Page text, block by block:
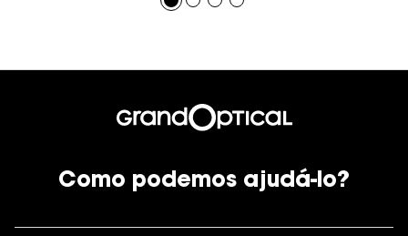
Como podemos ajudá-lo?